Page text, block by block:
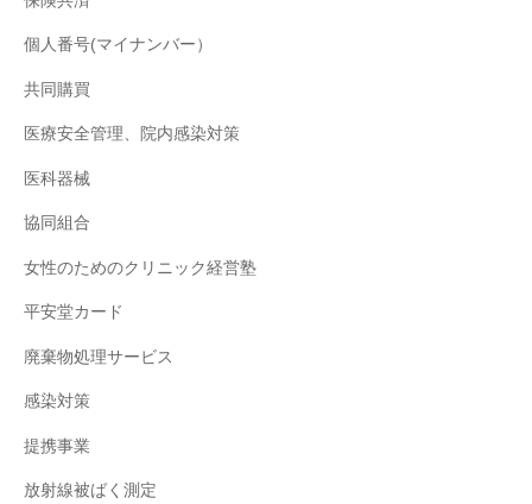
個人番号(マイナンバー）
共同購買
医療安全管理、院内感染対策
医科器械
協同組合
女性のためのクリニック経営塾
平安堂カード
廃棄物処理サービス
感染対策
提携事業
放射線被ばく測定